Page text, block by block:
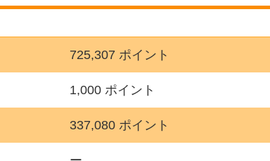
725,307 ポイント
1,000 ポイント
337,080 ポイント